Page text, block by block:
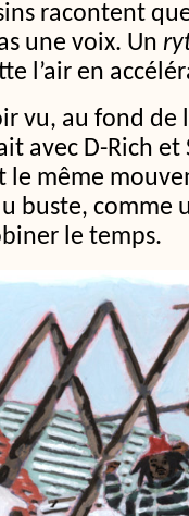
racontent
une voix. Un
l’air en
vu, au fond de
avec D-Rich et
le même
buste, comme
le temps.